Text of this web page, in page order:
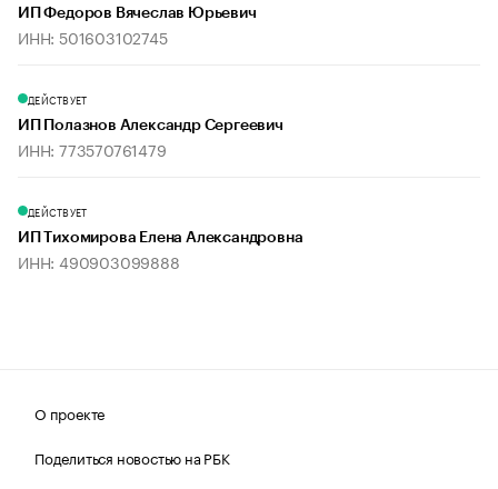
ИП Федоров Вячеслав Юрьевич
ИНН: 501603102745
ДЕЙСТВУЕТ
ИП Полазнов Александр Сергеевич
ИНН: 773570761479
ДЕЙСТВУЕТ
ИП Тихомирова Елена Александровна
ИНН: 490903099888
О проекте
Поделиться новостью на РБК